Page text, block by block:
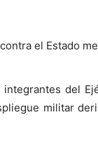
el Estado
del
militar